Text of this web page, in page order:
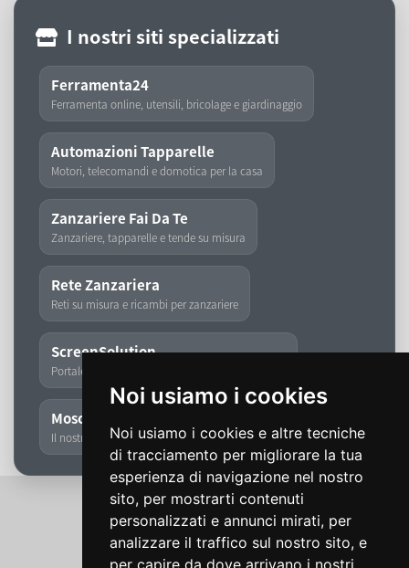
Noi usiamo i cookies
Noi usiamo i cookies e altre tecniche
di tracciamento per migliorare la tua
esperienza di navigazione nel nostro
sito, per mostrarti contenuti
personalizzati e annunci mirati, per
analizzare il traffico sul nostro sito, e
per capire da dove arrivano i nostri
I nostri siti specializzati
Ferramenta24
Ferramenta online, utensili, bricolage e giardinaggio
Automazioni Tapparelle
Motori, telecomandi e domotica per la casa
Zanzariere Fai Da Te
Zanzariere, tapparelle e tende su misura
Rete Zanzariera
Reti su misura e ricambi per zanzariere
ScreenSolution
Portale dedicato a zanzariere, tapparelle e tende
Moschita
Il nostro storico marchio di zanzariere